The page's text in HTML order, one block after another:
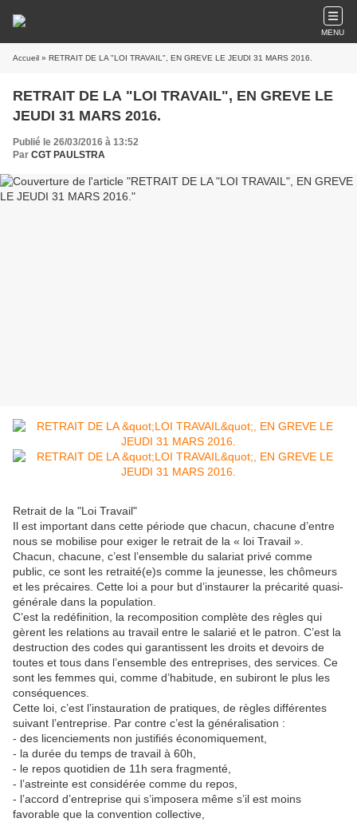
MENU
Accueil » RETRAIT DE LA "LOI TRAVAIL", EN GREVE LE JEUDI 31 MARS 2016.
RETRAIT DE LA "LOI TRAVAIL", EN GREVE LE
JEUDI 31 MARS 2016.
Publié le 26/03/2016 à 13:52
Par CGT PAULSTRA
Retrait de la "Loi Travail"
Il est important dans cette période que chacun, chacune d’entre
nous se mobilise pour exiger le retrait de la « loi Travail ».
Chacun, chacune, c’est l’ensemble du salariat privé comme
public, ce sont les retraité(e)s comme la jeunesse, les chômeurs
et les précaires. Cette loi a pour but d’instaurer la précarité quasi-
générale dans la population.
C’est la redéfinition, la recomposition complète des règles qui
gèrent les relations au travail entre le salarié et le patron. C’est la
destruction des codes qui garantissent les droits et devoirs de
toutes et tous dans l’ensemble des entreprises, des services. Ce
sont les femmes qui, comme d’habitude, en subiront le plus les
conséquences.
Cette loi, c’est l’instauration de pratiques, de règles différentes
suivant l’entreprise. Par contre c’est la généralisation :
- des licenciements non justifiés économiquement,
- la durée du temps de travail à 60h,
- le repos quotidien de 11h sera fragmenté,
- l’astreinte est considérée comme du repos,
- l’accord d’entreprise qui s’imposera même s’il est moins
favorable que la convention collective,